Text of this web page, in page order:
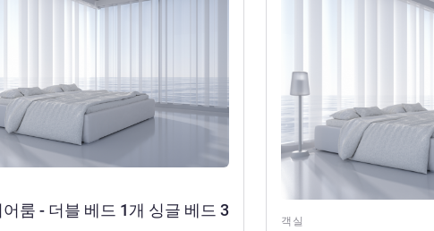
룸 - 더블 베드 1개 싱글 베드 3
객실